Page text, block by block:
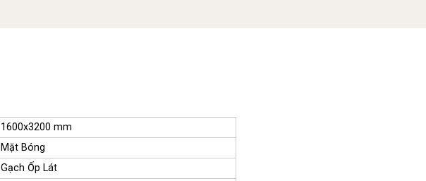
1600x3200 mm
Mặt Bóng
Gạch Ốp Lát